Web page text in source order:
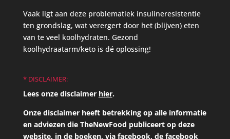
Vaak ligt aan deze problematiek insulineresistentie
ten grondslag, wat verergert door het (blijven) eten
van te veel koolhydraten. Gezond
koolhydraatarm/keto is dé oplossing!
* DISCLAIMER:
Lees onze disclaimer hier.
Onze disclaimer heeft betrekking op alle informatie
en adviezen die TheNewFood publiceert op deze
website, in de boeken, via facebook, de facebook